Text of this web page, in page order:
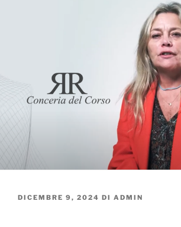
DICEMBRE 9, 2024 DI ADMIN